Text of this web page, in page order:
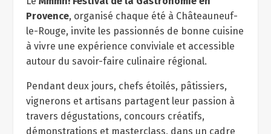
Provence, organisé chaque été à Châteauneuf-
le-Rouge, invite les passionnés de bonne cuisine
à vivre une expérience conviviale et accessible
autour du savoir-faire culinaire régional.
Pendant deux jours, chefs étoilés, pâtissiers,
vignerons et artisans partagent leur passion à
travers dégustations, concours créatifs,
démonstrations et masterclass, dans un cadre